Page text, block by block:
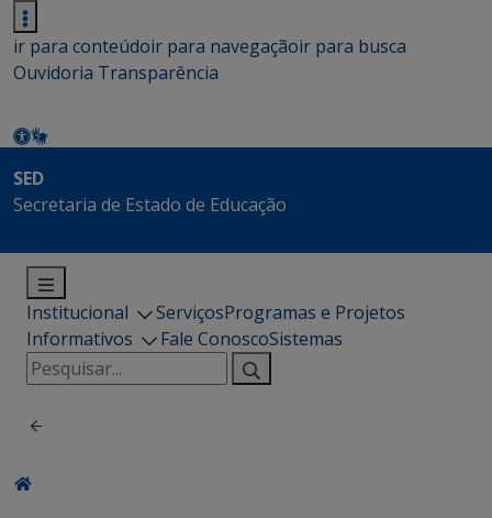
ir para conteúdoir para navegaçãoir para busca
Ouvidoria Transparência
SED
Secretaria de Estado de Educação
Institucional ServiçosProgramas e Projetos
Informativos
Fale ConoscoSistemas
Pesquisar
por: